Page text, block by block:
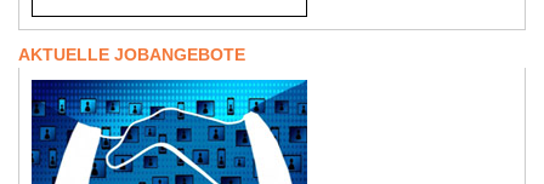
AKTUELLE JOBANGEBOTE